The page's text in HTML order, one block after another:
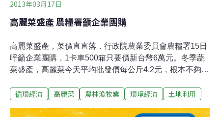
2013年03月17日
高麗菜盛產 農糧署籲企業團購
高麗菜盛產，菜價直直落，行政院農業委員會農糧署15日
呼籲企業團購，1卡車500箱只要價新台幣6萬元。冬季蔬
菜盛產，高麗菜今天平均批發價每公斤4.2元，根本不夠農
菜美食料理示範，邀請營養師及廚師示範高麗菜封、高麗
循環經濟 高麗菜 農林漁牧業 環境經濟 土地利用